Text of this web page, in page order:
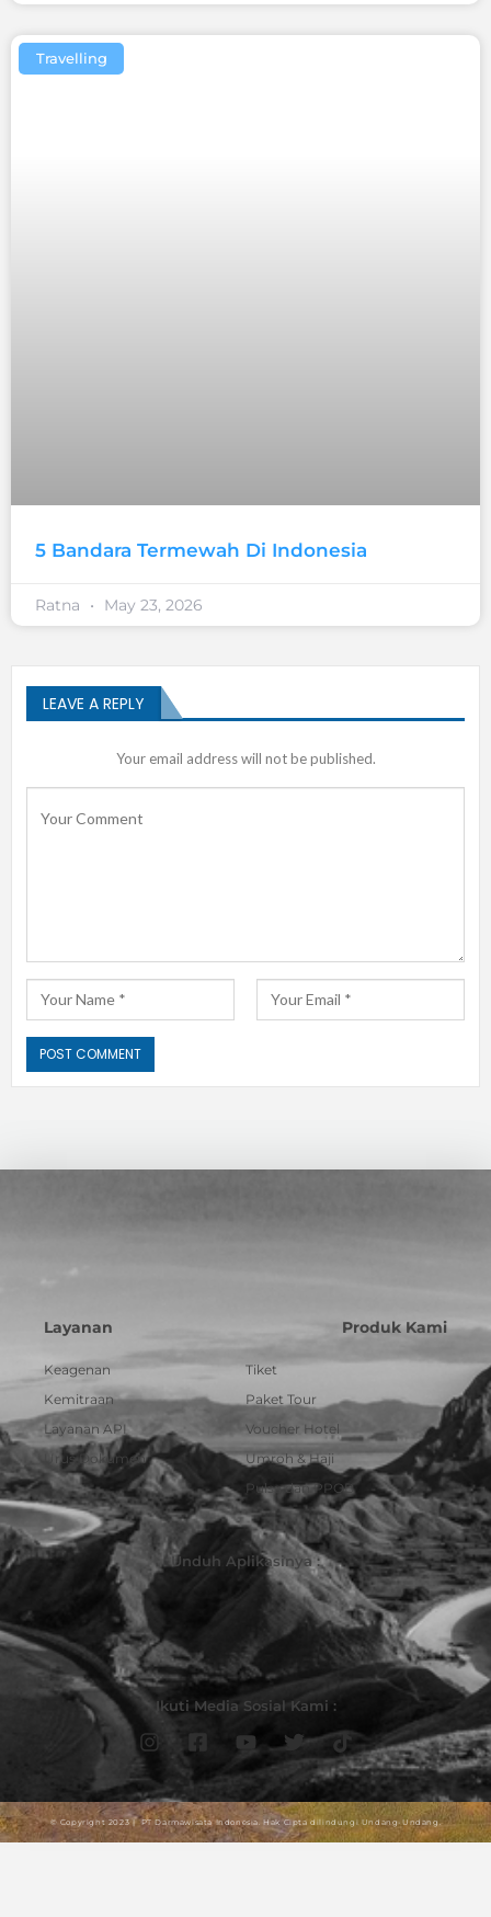
Travelling
5 Bandara Termewah Di Indonesia
Ratna May 23, 2026
LEAVE A REPLY
Your email address will not be published.
Layanan
Keagenan
Kemitraan
Layanan API
Urus Dokumen
Produk Kami
Tiket
Paket Tour
Voucher Hotel
Umroh & Haji
Pulsa dan PPOB
Unduh Aplikasinya :
Ikuti Media Sosial Kami :
© Copyright 2023 | PT Darmawisata Indonesia. Hak Cipta dilindungi Undang-Undang.